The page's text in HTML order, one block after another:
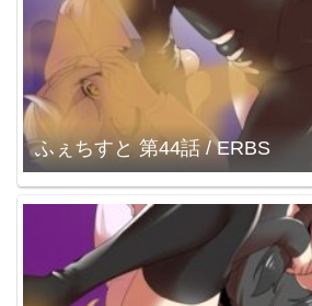
ふぇちすと 第44話 / ERBS